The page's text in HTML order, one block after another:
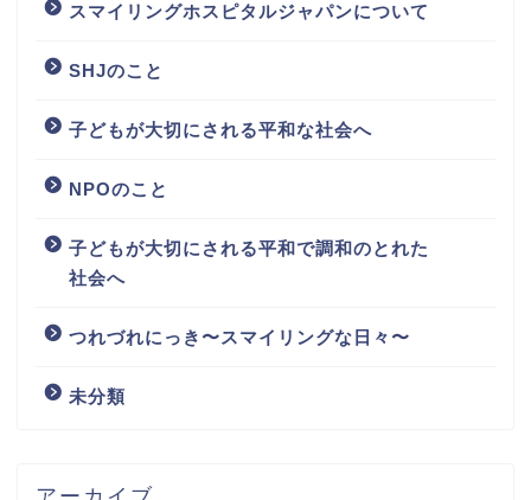
スマイリングホスピタルジャパンについて
SHJのこと
子どもが大切にされる平和な社会へ
NPOのこと
子どもが大切にされる平和で調和のとれた
社会へ
つれづれにっき〜スマイリングな日々〜
未分類